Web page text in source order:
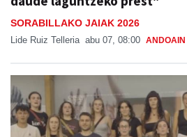
SORABILLAKO JAIAK 2026
Lide Ruiz Telleria abu 07, 08:00 ANDOAIN